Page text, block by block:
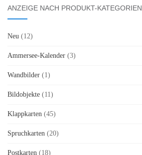
ANZEIGE NACH PRODUKT-KATEGORIEN
Neu (12)
Ammersee-Kalender (3)
Wandbilder (1)
Bildobjekte (11)
Klappkarten (45)
Spruchkarten (20)
Postkarten (18)